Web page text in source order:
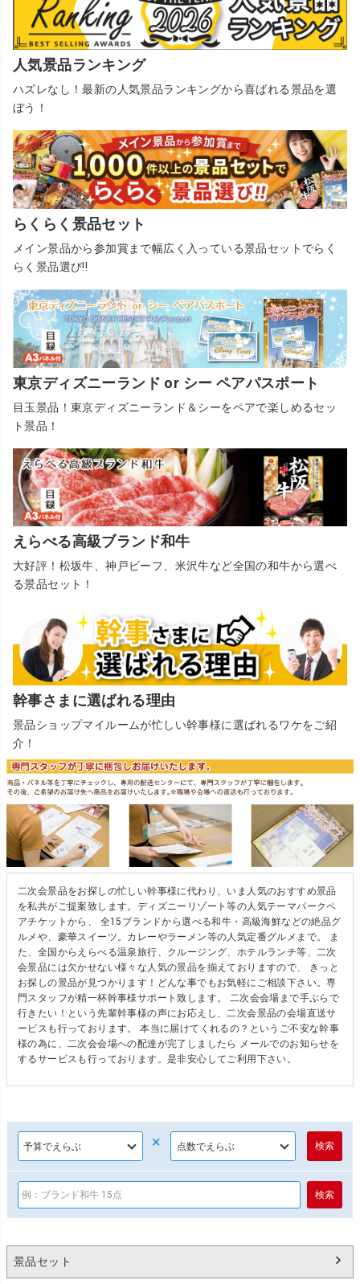
人気景品ランキング
ハズレなし！最新の人気景品ランキングから喜ばれる景品を選
ぼう！
らくらく景品セット
メイン景品から参加賞まで幅広く入っている景品セットでらく
らく景品選び!!
東京ディズニーランド or シー ペアパスポート
目玉景品！東京ディズニーランド＆シーをペアで楽しめるセッ
ト景品！
えらべる高級ブランド和牛
大好評！松坂牛、神戸ビーフ、米沢牛など全国の和牛から選べ
る景品セット！
幹事さまに選ばれる理由
景品ショップマイルームが忙しい幹事様に選ばれるワケをご紹
介！
二次会景品をお探しの忙しい幹事様に代わり、いま人気のおすすめ景品
を私共がご提案致します。ディズニーリゾート等の人気テーマパークペ
アチケットから、 全15ブランドから選べる和牛・高級海鮮などの絶品グ
ルメや、豪華スイーツ。カレーやラーメン等の人気定番グルメまで。 ま
た、全国からえらべる温泉旅行、クルージング、ホテルランチ等、二次
会景品には欠かせない様々な人気の景品を揃えておりますので、 きっと
お探しの景品が見つかります！どんな事でもお気軽にご相談下さい。専
門スタッフが精一杯幹事様サポート致します。 二次会会場まで手ぶらで
行きたい！という先輩幹事様の声にお応えし、二次会景品の会場直送サ
ービスも行っております。 本当に届けてくれるの？というご不安な幹事
様の為に、二次会会場への配達が完了しましたら メールでのお知らせを
するサービスも行っております。是非安心してご利用下さい。
×
景品セット